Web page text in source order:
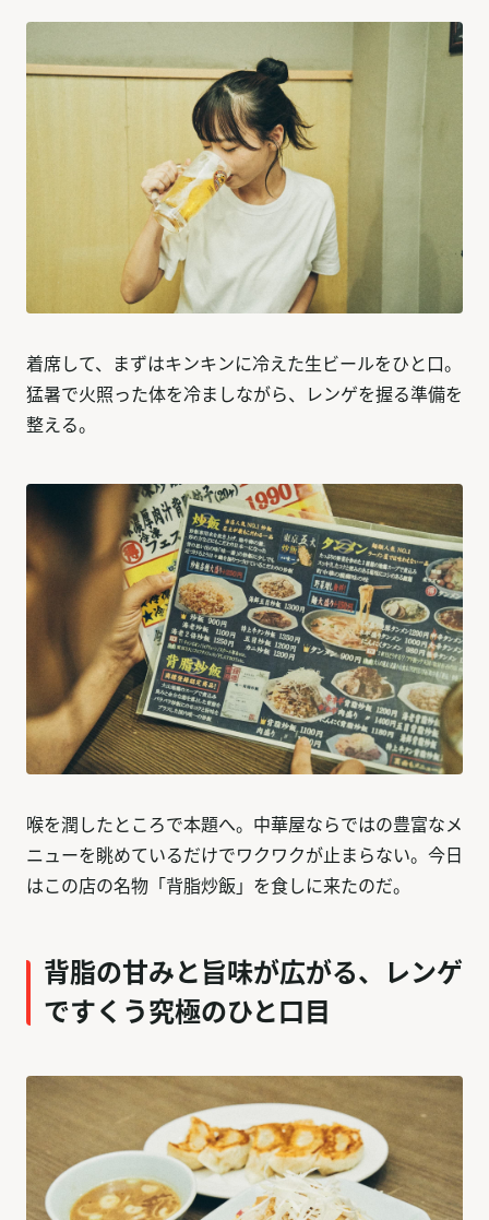
着席して、まずはキンキンに冷えた生ビールをひと口。
猛暑で火照った体を冷ましながら、レンゲを握る準備を
整える。
喉を潤したところで本題へ。中華屋ならではの豊富なメ
ニューを眺めているだけでワクワクが止まらない。今日
はこの店の名物「背脂炒飯」を食しに来たのだ。
背脂の甘みと旨味が広がる、レンゲ
ですくう究極のひと口目